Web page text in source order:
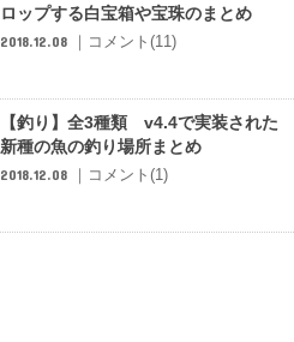
ロップする白宝箱や宝珠のまとめ
2018.12.08｜コメント(11)
【釣り】全3種類 v4.4で実装された
新種の魚の釣り場所まとめ
2018.12.08｜コメント(1)